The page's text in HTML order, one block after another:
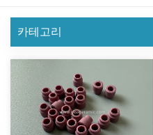
카테고리